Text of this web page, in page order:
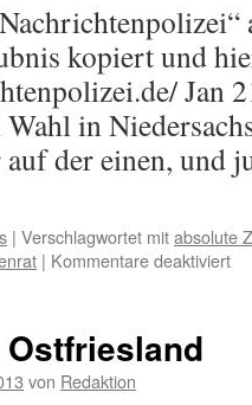
kopiert und
Jan
in
auf der einen, und
| Verschlagwortet mitabsolute
| Kommentare deaktiviertfür
Ostfriesland
von Redaktion